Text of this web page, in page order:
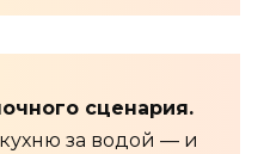
сценария.
за водой — и